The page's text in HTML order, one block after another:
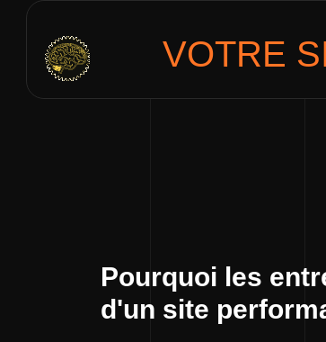
VOTRE
Pourquoi les
d'un site